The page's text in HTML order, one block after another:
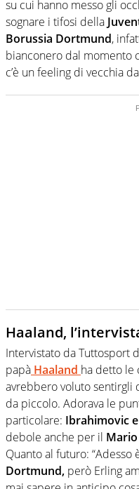
su cui hanno messo gli
sognare i tifosi della
Borussia Dortmund,
bianconero dal momento
c’è un feeling di vecchia
Haaland,
Intervistato da Tuttosport
papà Haaland ha detto le
avrebbero voluto sentirgli
da piccolo. Adorava le
particolare: Ibrahimovic
debole anche per il
Quanto al futuro: “Adesso
Dortmund, però Erling